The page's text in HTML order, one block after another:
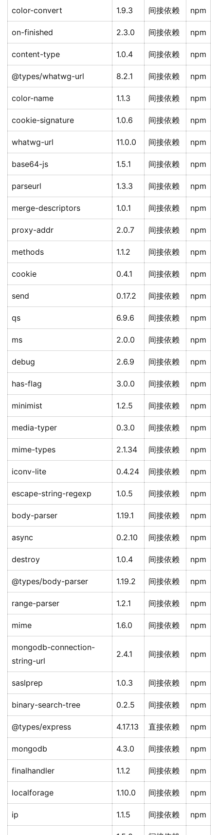
color-convert 1.9.3 间接依赖 npm
on-finished 2.3.0 间接依赖 npm
content-type 1.0.4 间接依赖 npm
@types/whatwg-url 8.2.1 间接依赖 npm
color-name 1.1.3 间接依赖 npm
cookie-signature 1.0.6 间接依赖 npm
whatwg-url 11.0.0 间接依赖 npm
base64-js 1.5.1 间接依赖 npm
parseurl 1.3.3 间接依赖 npm
merge-descriptors 1.0.1 间接依赖 npm
proxy-addr 2.0.7 间接依赖 npm
methods 1.1.2 间接依赖 npm
cookie 0.4.1 间接依赖 npm
send 0.17.2 间接依赖 npm
qs 6.9.6 间接依赖 npm
ms 2.0.0 间接依赖 npm
debug 2.6.9 间接依赖 npm
has-flag 3.0.0 间接依赖 npm
minimist 1.2.5 间接依赖 npm
media-typer 0.3.0 间接依赖 npm
mime-types 2.1.34 间接依赖 npm
iconv-lite 0.4.24 间接依赖 npm
escape-string-regexp 1.0.5 间接依赖 npm
body-parser 1.19.1 间接依赖 npm
async 0.2.10 间接依赖 npm
destroy 1.0.4 间接依赖 npm
@types/body-parser 1.19.2 间接依赖 npm
range-parser 1.2.1 间接依赖 npm
mime 1.6.0 间接依赖 npm
mongodb-connection-
string-url
2.4.1 间接依赖 npm
saslprep 1.0.3 间接依赖 npm
binary-search-tree 0.2.5 间接依赖 npm
@types/express 4.17.13 直接依赖 npm
mongodb 4.3.0 间接依赖 npm
finalhandler 1.1.2 间接依赖 npm
localforage 1.10.0 间接依赖 npm
ip 1.1.5 间接依赖 npm